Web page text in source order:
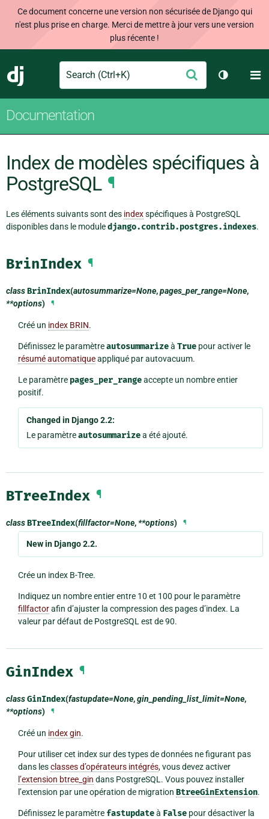
Ce document concerne une version non sécurisée de Django qui
n'est plus prise en charge. Merci de mettre à jour vers une version
plus récente !
Django
Search Envoyer
Changer
Documentation
Index de modèles spécifiques à
PostgreSQL ¶
Les éléments suivants sont des indexspécifiques à PostgreSQL
disponibles dans le moduledjango.contrib.postgres.indexes.
BrinIndex ¶
classBrinIndex(autosummarize=None,pages_per_range=None,
**options) ¶
Créé un index BRIN.
Définissez le paramètreautosummarizeà Truepour activer le
résumé automatiqueappliqué par autovacuum.
Le paramètre pages_per_rangeaccepte un nombre entier
positif.
Changed in Django 2.2:
Le paramètreautosummarizea été ajouté.
BTreeIndex ¶
classBTreeIndex(fillfactor=None,**options) ¶
New in Django 2.2.
Crée un index B-Tree.
Indiquez un nombre entier entre 10 et 100 pour le paramètre
fillfactorafin d’ajuster la compression des pages d’index. La
valeur par défaut de PostgreSQL est de 90.
GinIndex ¶
classGinIndex(fastupdate=None,gin_pending_list_limit=None,
**options) ¶
Créé un index gin.
Pour utiliser cet index sur des types de données ne figurant pas
dans lesclasses d’opérateurs intégrés, vous devez activer
l’extension btree_gin dans PostgreSQL. Vous pouvez installer
l’extension par une opération de migration BtreeGinExtension.
Définissez le paramètre fastupdateà Falsepour désactiver la